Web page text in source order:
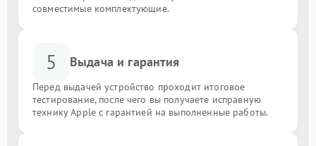
совместимые комплектующие.
5 Выдача и гарантия
Перед выдачей устройство проходит итоговое
тестирование, после чего вы получаете исправную
технику Apple с гарантией на выполненные работы.